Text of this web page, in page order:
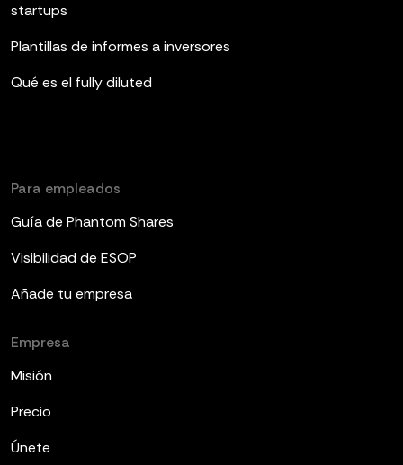
startups
Plantillas de informes a inversores
Qué es el fully diluted
Para empleados
Guía de Phantom Shares
Visibilidad de ESOP
Añade tu empresa
Empresa
Misión
Precio
Únete